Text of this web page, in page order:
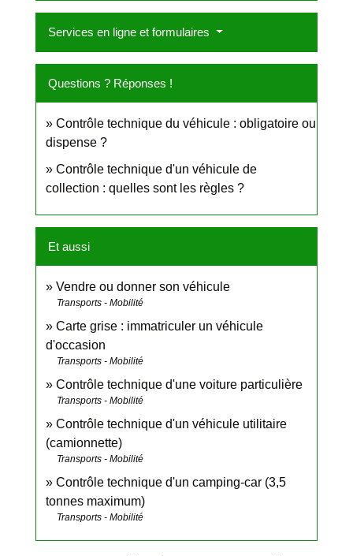
Services en ligne et formulaires
Questions ? Réponses !
Contrôle technique du véhicule : obligatoire ou
dispense ?
Contrôle technique d'un véhicule de
collection : quelles sont les règles ?
Et aussi
Vendre ou donner son véhicule
Transports - Mobilité
Carte grise : immatriculer un véhicule
d'occasion
Transports - Mobilité
Contrôle technique d'une voiture particulière
Transports - Mobilité
Contrôle technique d'un véhicule utilitaire
(camionnette)
Transports - Mobilité
Contrôle technique d'un camping-car (3,5
tonnes maximum)
Transports - Mobilité